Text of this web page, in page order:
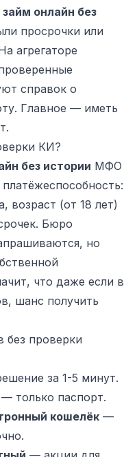
займ онлайн без
просрочки или
агрегаторе
справок о
Главное — иметь
КИ?
без истории МФО
возраст (от 18 лет)
Бюро
но
что даже если в
шанс получить
проверки
за 1-5 минут.
— только паспорт.
кошелёк —